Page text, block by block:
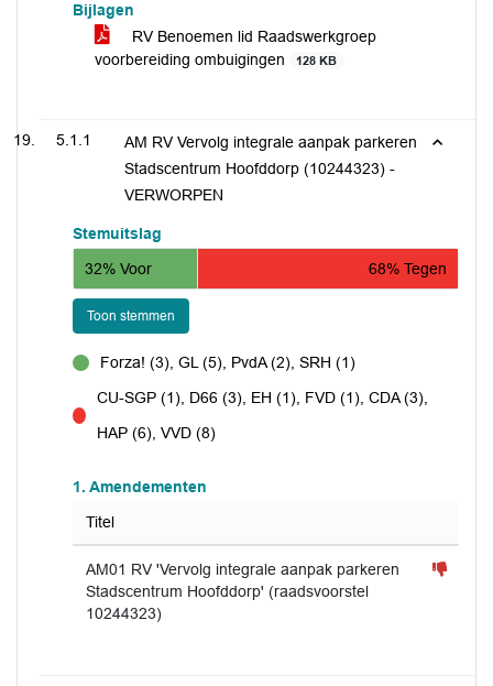
Bijlagen
RV Benoemen lid Raadswerkgroep
voorbereiding ombuigingen
128 KB
5.1.1
AM RV Vervolg integrale aanpak parkeren
Stadscentrum Hoofddorp (10244323) -
VERWORPEN
Stemuitslag
32% Voor
68% Tegen
Toon stemmen
Forza! (3), GL (5), PvdA (2), SRH (1)
tegen
CU-SGP (1), D66 (3), EH (1), FVD (1), CDA (3),
HAP (6), VVD (8)
1. Amendementen
Titel
AM01 RV 'Vervolg integrale aanpak parkeren
Stadscentrum Hoofddorp' (raadsvoorstel
10244323)